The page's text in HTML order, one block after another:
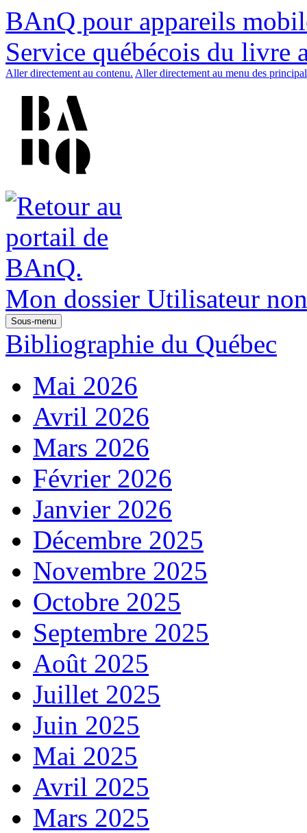
BAnQ pour appareils
Service québécois du livre
Aller directement au contenu. Aller directement au menu des
Mon dossier Utilisateur
Sous-menu
Bibliographie du Québec
Mai 2026
Avril 2026
Mars 2026
Février 2026
Janvier 2026
Décembre 2025
Novembre 2025
Octobre 2025
Septembre 2025
Août 2025
Juillet 2025
Juin 2025
Mai 2025
Avril 2025
Mars 2025